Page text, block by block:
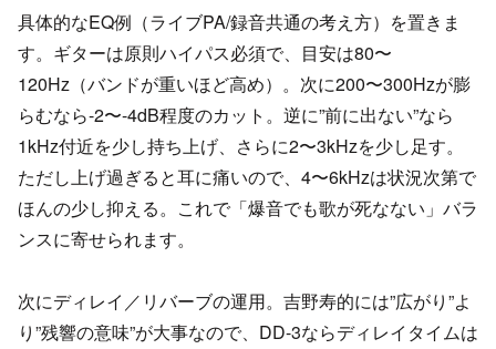
具体的なEQ例（ライブPA/録音共通の考え方）を置きま
す。ギターは原則ハイパス必須で、目安は80〜
120Hz（バンドが重いほど高め）。次に200〜300Hzが膨
らむなら-2〜-4dB程度のカット。逆に”前に出ない”なら
1kHz付近を少し持ち上げ、さらに2〜3kHzを少し足す。
ただし上げ過ぎると耳に痛いので、4〜6kHzは状況次第で
ほんの少し抑える。これで「爆音でも歌が死なない」バラ
ンスに寄せられます。
次にディレイ／リバーブの運用。吉野寿的には”広がり”よ
り”残響の意味”が大事なので、DD-3ならディレイタイムは